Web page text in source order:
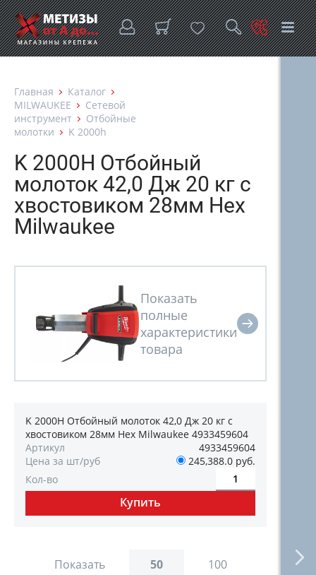
Главная
Каталог
MILWAUKEE
Сетевой
инструмент
Отбойные
молотки
K 2000h
K 2000H Отбойный
молоток 42,0 Дж 20 кг с
хвостовиком 28мм Hex
Milwaukee
K 2000H Отбойный молоток 42,0 Дж 20 кг с
хвостовиком 28мм Hex Milwaukee 4933459604
Артикул
4933459604
Цена за шт/руб
245,388.0 руб.
Кол-во
Показать 50
100